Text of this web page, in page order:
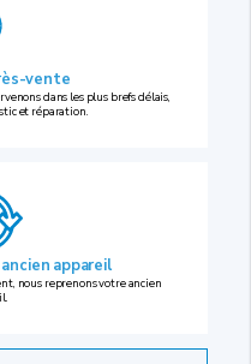
vente
dans les plus brefs délais,
et réparation.
appareil
nous reprenons votre ancien